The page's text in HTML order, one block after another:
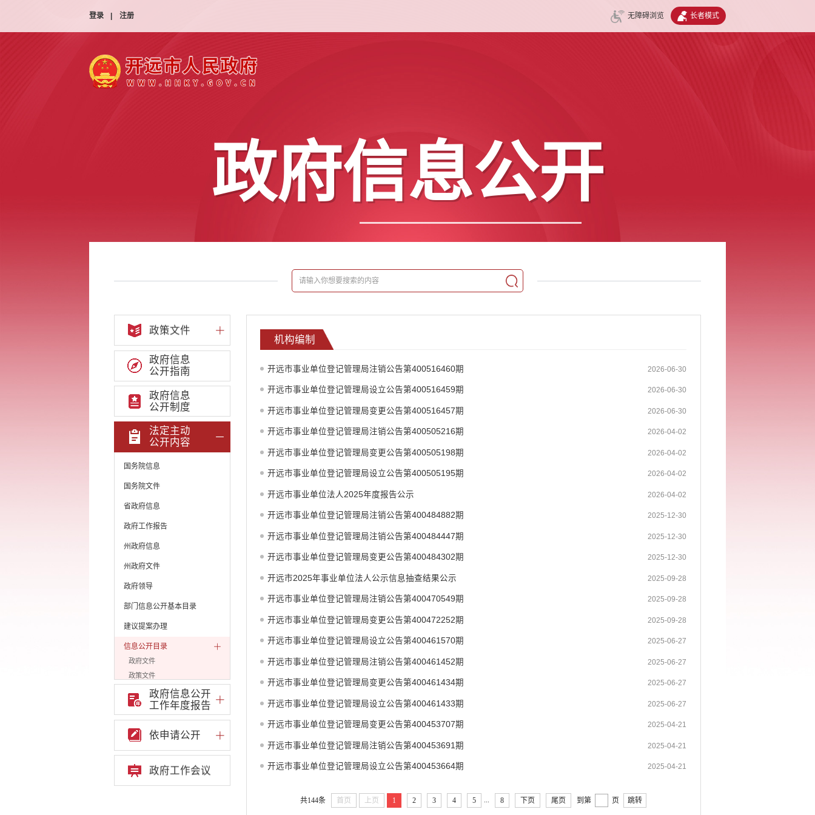
登录 注册 无障碍浏览 长者模式
政府信息公开
政策文件
政府信息
公开指南
政府信息
公开制度
法定主动
公开内容
国务院信息
国务院文件
省政府信息
政府工作报告
州政府信息
州政府文件
政府领导
部门信息公开基本目录
建议提案办理
信息公开目录
政府文件
政策文件
通知公告
人事信息
公示公告
审计公告
机构编制
统计信息
政府信息公开
工作年度报告
依申请公开
政府工作会议
机构编制
开远市事业单位登记管理局注销公告第400516460期 2026-06-30
开远市事业单位登记管理局设立公告第400516459期 2026-06-30
开远市事业单位登记管理局变更公告第400516457期 2026-06-30
开远市事业单位登记管理局注销公告第400505216期 2026-04-02
开远市事业单位登记管理局变更公告第400505198期 2026-04-02
开远市事业单位登记管理局设立公告第400505195期 2026-04-02
开远市事业单位法人2025年度报告公示 2026-04-02
开远市事业单位登记管理局注销公告第400484882期 2025-12-30
开远市事业单位登记管理局注销公告第400484447期 2025-12-30
开远市事业单位登记管理局变更公告第400484302期 2025-12-30
开远市2025年事业单位法人公示信息抽查结果公示 2025-09-28
开远市事业单位登记管理局注销公告第400470549期 2025-09-28
开远市事业单位登记管理局变更公告第400472252期 2025-09-28
开远市事业单位登记管理局设立公告第400461570期 2025-06-27
开远市事业单位登记管理局注销公告第400461452期 2025-06-27
开远市事业单位登记管理局变更公告第400461434期 2025-06-27
开远市事业单位登记管理局设立公告第400461433期 2025-06-27
开远市事业单位登记管理局变更公告第400453707期 2025-04-21
开远市事业单位登记管理局注销公告第400453691期 2025-04-21
开远市事业单位登记管理局设立公告第400453664期 2025-04-21
共144条 首页 上页 1 2 3 4 5 8 下页 尾页 到第 页 跳转